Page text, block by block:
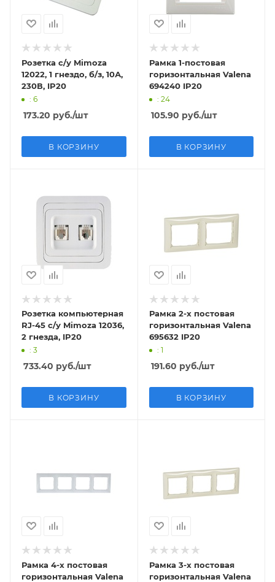
Розетка с/у Mimoza
12022, 1 гнездо, б/з, 10А,
230В, IP20
: 6
173.20 руб./шт
В КОРЗИНУ
Рамка 1-постовая
горизонтальная Valena
694240 IP20
: 24
105.90 руб./шт
В КОРЗИНУ
Розетка компьютерная
RJ-45 с/у Mimoza 12036,
2 гнезда, IP20
: 3
733.40 руб./шт
В КОРЗИНУ
Рамка 2-х постовая
горизонтальная Valena
695632 IP20
: 1
191.60 руб./шт
В КОРЗИНУ
Рамка 4-х постовая
горизонтальная Valena
Рамка 3-х постовая
горизонтальная Valena